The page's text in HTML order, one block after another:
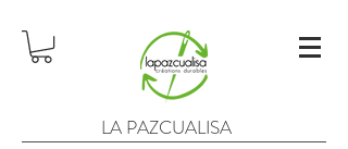
LA PAZCUALISA